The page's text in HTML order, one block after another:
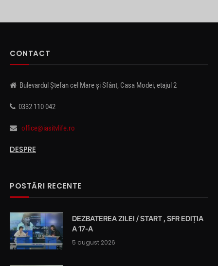
CONTACT
Bulevardul Ștefan cel Mare și Sfânt, Casa Modei, etajul 2
0332 110 042
office@iasitvlife.ro
DESPRE
POSTĂRI RECENTE
DEZBATEREA ZILEI / START , SFR EDIȚIA
A 17-A
5 august 2026